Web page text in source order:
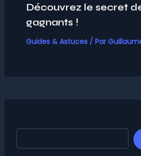
Découvrez le secret
gagnants !
Guides & Astuces/ Par